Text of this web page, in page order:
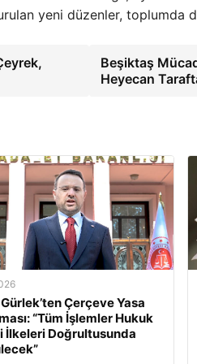
yeni düzenler, toplumda
Beşiktaş
Heyecan
Çerçeve Yasa
“Tüm İşlemler Hukuk
İlkeleri Doğrultusunda